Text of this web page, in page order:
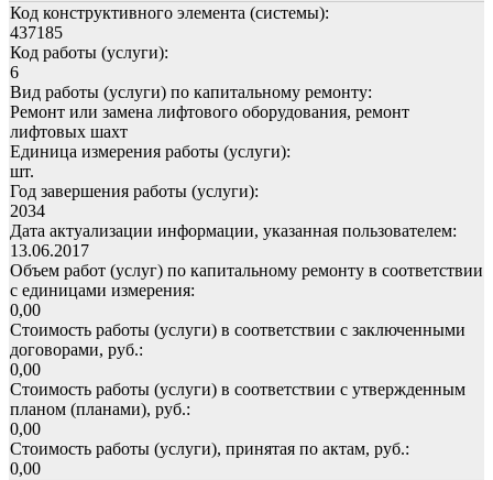
Код конструктивного элемента (системы):
437185
Код работы (услуги):
6
Вид работы (услуги) по капитальному ремонту:
Ремонт или замена лифтового оборудования, ремонт
лифтовых шахт
Единица измерения работы (услуги):
шт.
Год завершения работы (услуги):
2034
Дата актуализации информации, указанная пользователем:
13.06.2017
Объем работ (услуг) по капитальному ремонту в соответствии
с единицами измерения:
0,00
Стоимость работы (услуги) в соответствии с заключенными
договорами, руб.:
0,00
Стоимость работы (услуги) в соответствии с утвержденным
планом (планами), руб.:
0,00
Стоимость работы (услуги), принятая по актам, руб.:
0,00